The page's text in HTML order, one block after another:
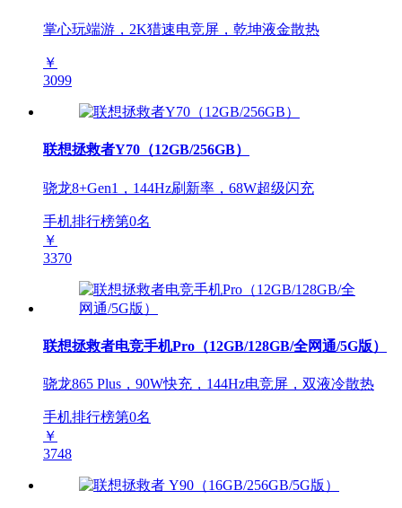
掌心玩端游，2K猎速电竞屏，乾坤液金散热
￥
3099
联想拯救者Y70（12GB/256GB）
骁龙8+Gen1，144Hz刷新率，68W超级闪充
手机排行榜第0名
￥
3370
联想拯救者电竞手机Pro（12GB/128GB/全网通/5G版）
骁龙865 Plus，90W快充，144Hz电竞屏，双液冷散热
手机排行榜第0名
￥
3748